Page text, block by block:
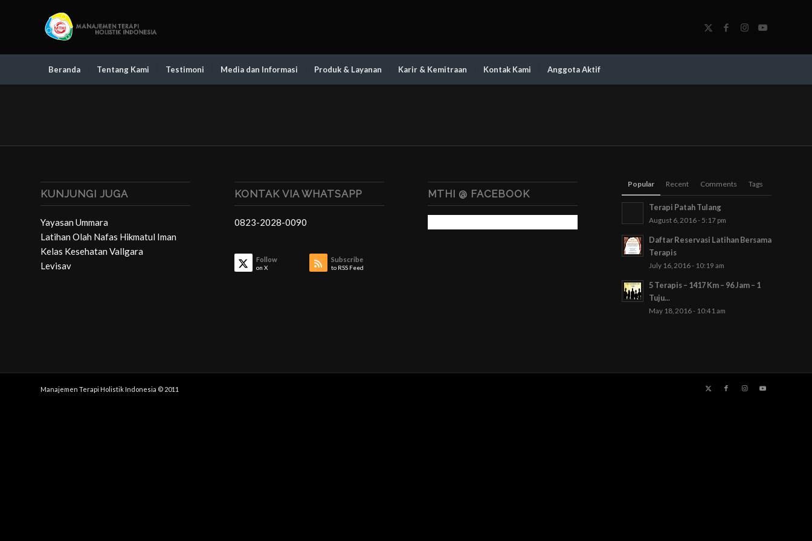
Beranda Tentang Kami Testimoni Media dan Informasi Produk & Layanan Karir & Kemitraan Kontak Kami Anggota Aktif
KUNJUNGI JUGA
Yayasan Ummara
Latihan Olah Nafas Hikmatul Iman
Kelas Kesehatan Vallgara
Levisav
KONTAK VIA WHATSAPP
0823-2028-0090
Follow
on X
Subscribe
to RSS Feed
MTHI @ FACEBOOK
Popular Recent Comments Tags
Terapi Patah Tulang
August 6, 2016 - 5:17 pm
Daftar Reservasi Latihan Bersama
Terapis
July 16, 2016 - 10:19 am
5 Terapis – 1417 Km – 96 Jam – 1
Tuju...
May 18, 2016 - 10:41 am
Manajemen Terapi Holistik Indonesia © 2011